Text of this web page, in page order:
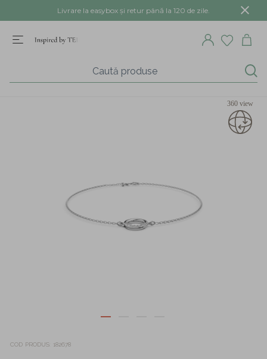
Livrare la easybox și retur până la 120 de zile.
360 view
COD PRODUS 182678